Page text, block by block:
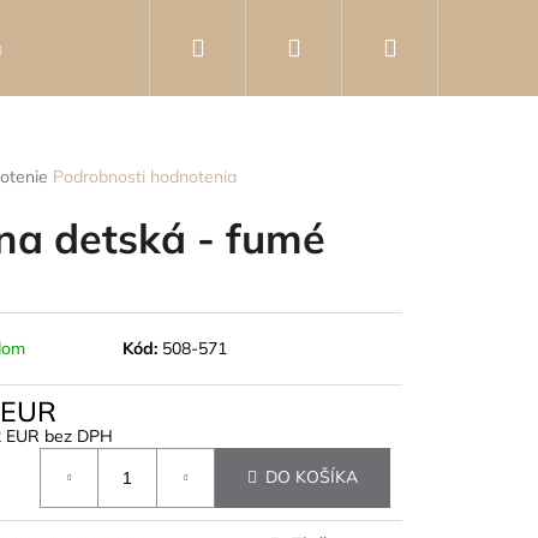
Poradca Kontakty
Prihlásenie
Podrobnosti hodnotenia
detská - fumé
Kód: 508-571
EUR bez DPH
DO KOŠÍKA
- 5X8 CM